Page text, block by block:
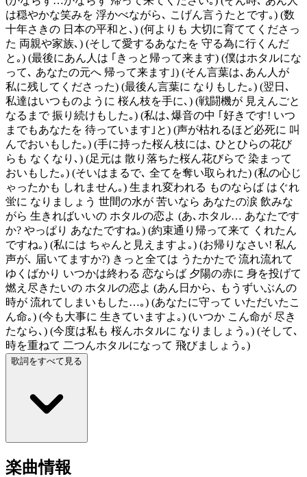
は穏やかな笑みを 浮かべながら､ こげん言うたとです｡) (数
十年さきの 日本の平和と､) (何よりも 大切に育ててくださっ
た 両親や家族､) (そして愛するあなたを 守る為に行くんだ
と｡) (最後にあん人は ｢きっと帰って来ます) (僕はホタルにな
って､ あなたの元へ 帰って来ます｣) (そん言葉は､あん人が
私に残してくださった) (最後ん言葉に なりもした｡) (翌日､
私達はいつものように 桜ん枝を手に､) (戦闘機が 見えんごと
なるまで 振り続けもした｡) (私は､爆音の中 ｢好きです! いつ
までもあなたを 待っています｣と) (声が枯れるほど必死に 叫
んでおいもした｡) (手に持った桜ん枝には､ ひとひらの花び
らも なくなり､) (足元は 散り落ちた桜ん花びらで 染まって
おいもした｡) (そいはまるで､ 全てを奪い取られた) (私の心じ
ゃったかも しれません｡) 生まれ変われる ものならば はぐれ
蛍に なりましょう 世間の水が 苦いなら あなたの涙 飲みな
がら 生きればいいの ホタルの恋よ (あ､ホタル… あなたです
か? やっぱり あなたですね｡) (約束通り帰って来て くれたん
ですね｡) (私には ちゃんと見えますよ｡) (お帰りなさい! 私ん
声が､ 届いてますか?) きっと全ては うたかたで 流れ流れて
ゆくばかり いつかは終わる 恋ならば 夕陽の赤に 身を投げて
燃え尽きたいの ホタルの恋よ (あん日から､ もうずいぶんの
時が 流れてしまいもした…｡) (あなたに守って いただいたこ
ん命｡) (今も大事に 生きていますよ｡) (いつか こん命が 尽き
たなら､) (今度は私も 桜んホタルに なりましょう｡) (そして､
時を重ねて 二つんホタルになって 飛びましょう｡)
歌詞をすべて見る
楽曲情報